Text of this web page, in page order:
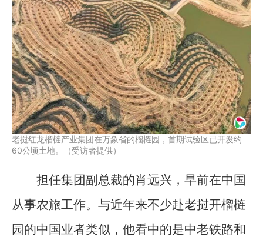
老挝红龙榴梿产业集团在万象省的榴梿园，首期试验区已开发约
60公顷土地。（受访者提供）
担任集团副总裁的肖远兴，早前在中国
从事农旅工作。与近年来不少赴老挝开榴梿
园的中国业者类似，他看中的是中老铁路和